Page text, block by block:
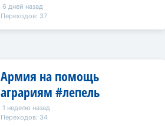
6 дней назад
Переходов: 37
Армия на помощь
аграриям #лепель
1 неделю назад
Переходов: 34